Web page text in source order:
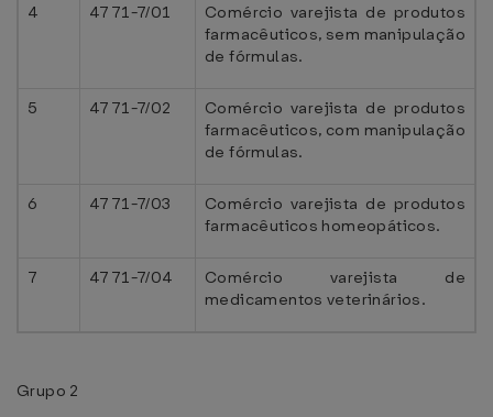
4 4771-7/01
Comércio varejista de produtos
farmacêuticos, sem manipulação
de fórmulas.
5 4771-7/02
Comércio varejista de produtos
farmacêuticos, com manipulação
de fórmulas.
6 4771-7/03
Comércio varejista de produtos
farmacêuticos homeopáticos.
7 4771-7/04
Comércio varejista de
medicamentos veterinários.
Grupo 2